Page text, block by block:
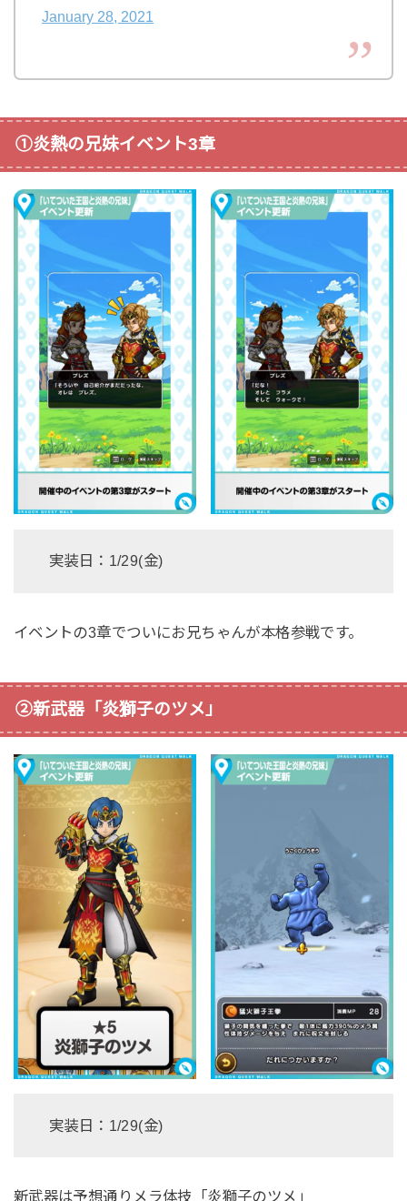
January 28, 2021
①炎熱の兄妹イベント3章
実装日：1/29(金)
イベントの3章でついにお兄ちゃんが本格参戦です。
②新武器「炎獅子のツメ」
実装日：1/29(金)
新武器は予想通りメラ体技「炎獅子のツメ」